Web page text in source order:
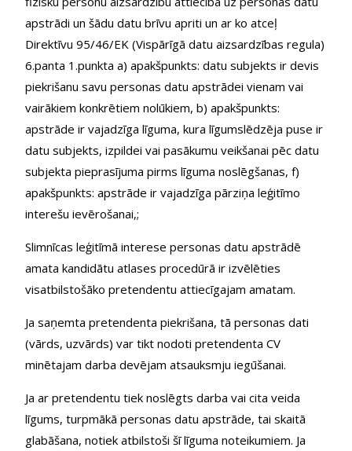
apstrādi un šādu datu brīvu apriti un ar ko atceļ
Direktīvu 95/46/EK (Vispārīgā datu aizsardzības regula)
6.panta 1.punkta a) apakšpunkts: datu subjekts ir devis
piekrišanu savu personas datu apstrādei vienam vai
vairākiem konkrētiem nolūkiem, b) apakšpunkts:
apstrāde ir vajadzīga līguma, kura līgumslēdzēja puse ir
datu subjekts, izpildei vai pasākumu veikšanai pēc datu
subjekta pieprasījuma pirms līguma noslēgšanas, f)
apakšpunkts: apstrāde ir vajadzīga pārziņa leģitīmo
interešu ievērošanai,;
Slimnīcas leģitīmā interese personas datu apstrādē
amata kandidātu atlases procedūrā ir izvēlēties
visatbilstošāko pretendentu attiecīgajam amatam.
Ja saņemta pretendenta piekrišana, tā personas dati
(vārds, uzvārds) var tikt nodoti pretendenta CV
minētajam darba devējam atsauksmju iegūšanai.
Ja ar pretendentu tiek noslēgts darba vai cita veida
līgums, turpmākā personas datu apstrāde, tai skaitā
glabāšana, notiek atbilstoši šī līguma noteikumiem. Ja